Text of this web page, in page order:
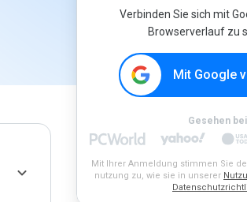
Verbinden Sie sich mit
Browserverlauf zu
Mit Google
Gesehen bei
Mit Ihrer Anmeldung stimmen Sie
nutzung zu, wie sie in unserer